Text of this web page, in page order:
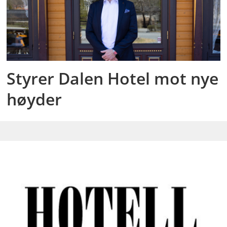
Styrer Dalen Hotel mot nye
høyder